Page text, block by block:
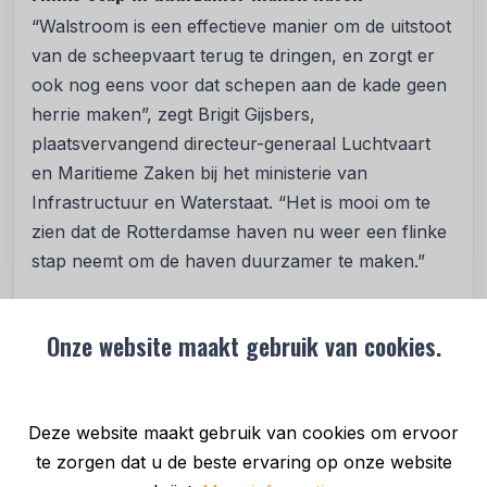
Onze website maakt gebruik van cookies.
Deze website maakt gebruik van cookies om ervoor
te zorgen dat u de beste ervaring op onze website
“Walstroom is een effectieve manier om de uitstoot
van de scheepvaart terug te dringen, en zorgt er
ook nog eens voor dat schepen aan de kade geen
herrie maken”, zegt Brigit Gijsbers,
plaatsvervangend directeur-generaal Luchtvaart
en Maritieme Zaken bij het ministerie van
Infrastructuur en Waterstaat. “Het is mooi om te
zien dat de Rotterdamse haven nu weer een flinke
stap neemt om de haven duurzamer te maken.”
met gebouwen en terreinen die energiezuinig en
milieuvriendelijk zijn. Het gros van de gebruikte
Automated Guided Vehicles (L-AGV’s), draagt bij
aan dit duurzame karakter. Deze voertuigen, die